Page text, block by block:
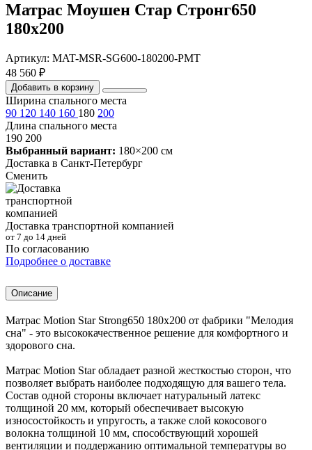
Матрас Моушен Стар Стронг650
180х200
Артикул: MAT-MSR-SG600-180200-PMT
48 560 ₽
Добавить в корзину
Ширина спального места
90 120 140 160 180 200
Длина спального места
190 200
Выбранный вариант: 180×200 см
Доставка в Санкт-Петербург
Сменить
Доставка транспортной компанией
от 7 до 14 дней
По согласованию
Подробнее о доставке
Описание
Матрас Motion Star Strong650 180x200 от фабрики "Мелодия
сна" - это высококачественное решение для комфортного и
здорового сна.
Матрас Motion Star обладает разной жесткостью сторон, что
позволяет выбрать наиболее подходящую для вашего тела.
Состав одной стороны включает натуральный латекс
толщиной 20 мм, который обеспечивает высокую
износостойкость и упругость, а также слой кокосового
волокна толщиной 10 мм, способствующий хорошей
вентиляции и поддержанию оптимальной температуры во